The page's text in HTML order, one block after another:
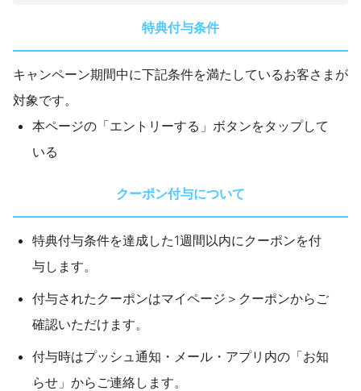
特典付与条件
キャンペーン期間中に下記条件を満たしているお客さまが
対象です。
本ページの「エントリーする」ボタンをタップして
いる
クーポン付与について
特典付与条件を達成した1週間以内にクーポンを付
与します。
付与されたクーポンはマイページ＞クーポンからご
確認いただけます。
付与時はプッシュ通知・メール・アプリ内の「お知
らせ」からご連絡します。